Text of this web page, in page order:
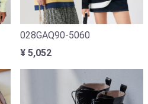
028GAQ90-5060
¥ 5,052